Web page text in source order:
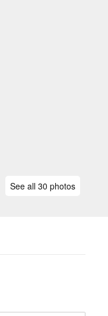
See all 30 photos